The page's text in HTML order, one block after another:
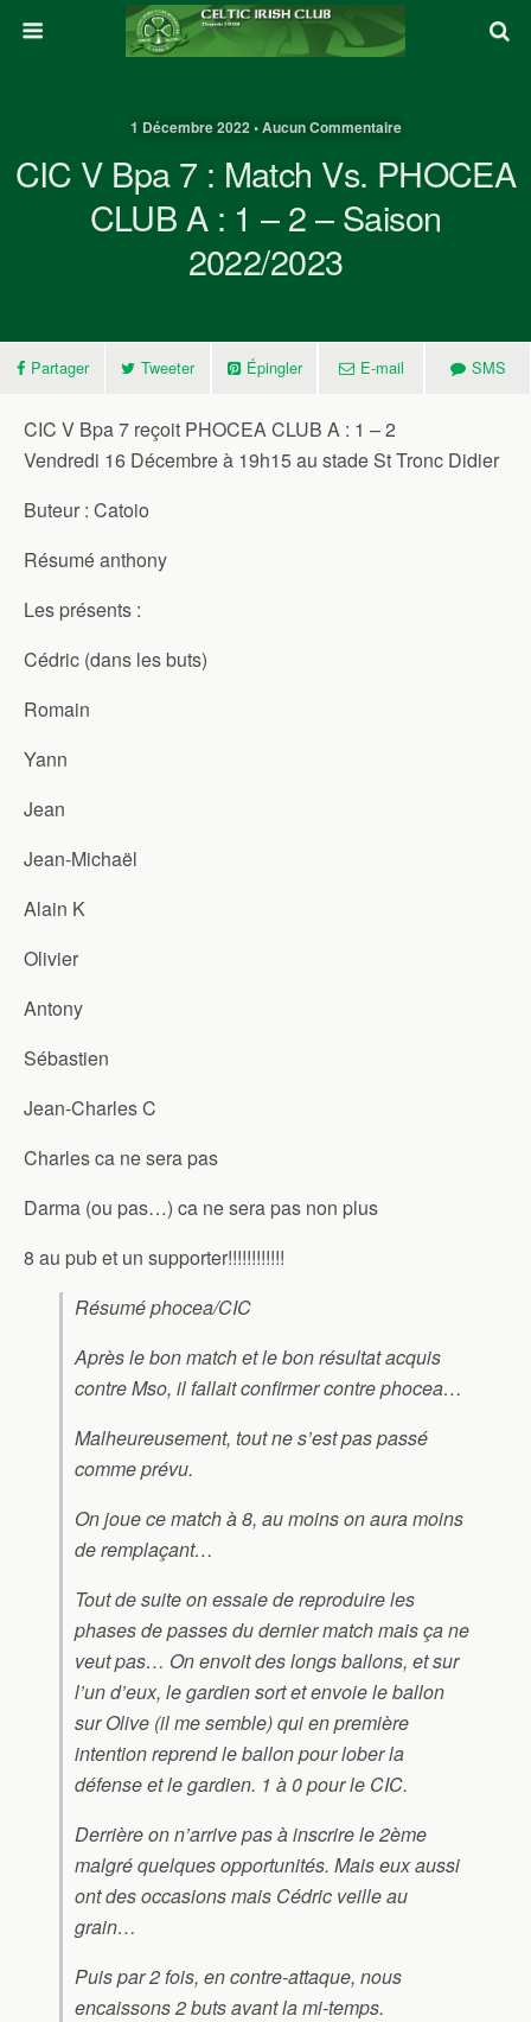
1 Décembre 2022 • Aucun Commentaire
CIC V Bpa 7 : Match Vs. PHOCEA
CLUB A : 1 – 2 – Saison
2022/2023
Partager Tweeter Épingler E-mail SMS
CIC V Bpa 7 reçoit PHOCEA CLUB A : 1 – 2
Vendredi 16 Décembre à 19h15 au stade St Tronc Didier
Buteur : Catoio
Résumé anthony
Les présents :
Cédric (dans les buts)
Romain
Yann
Jean
Jean-Michaël
Alain K
Olivier
Antony
Sébastien
Jean-Charles C
Charles ca ne sera pas
Darma (ou pas…) ca ne sera pas non plus
8 au pub et un supporter!!!!!!!!!!!!
Résumé phocea/CIC
Après le bon match et le bon résultat acquis
contre Mso, il fallait confirmer contre phocea…
Malheureusement, tout ne s’est pas passé
comme prévu.
On joue ce match à 8, au moins on aura moins
de remplaçant…
Tout de suite on essaie de reproduire les
phases de passes du dernier match mais ça ne
veut pas… On envoit des longs ballons, et sur
l’un d’eux, le gardien sort et envoie le ballon
sur Olive (il me semble) qui en première
intention reprend le ballon pour lober la
défense et le gardien. 1 à 0 pour le CIC.
Derrière on n’arrive pas à inscrire le 2ème
malgré quelques opportunités. Mais eux aussi
ont des occasions mais Cédric veille au
grain…
Puis par 2 fois, en contre-attaque, nous
encaissons 2 buts avant la mi-temps.